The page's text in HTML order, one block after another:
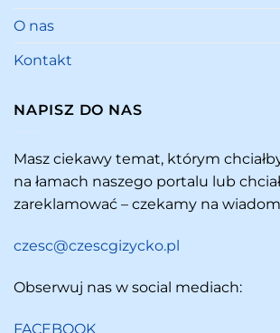
O nas
Kontakt
NAPISZ DO NAS
Masz ciekawy temat, którym
na łamach naszego portalu lub
zareklamować – czekamy na
czesc@czescgizycko.pl
Obserwuj nas w social mediach:
FACEBOOK